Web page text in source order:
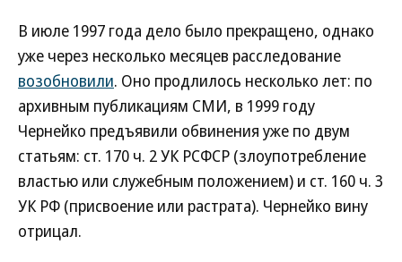
В июле 1997 года дело было прекращено, однако
уже через несколько месяцев расследование
возобновили. Оно продлилось несколько лет: по
архивным публикациям СМИ, в 1999 году
Чернейко предъявили обвинения уже по двум
статьям: ст. 170 ч. 2 УК РСФСР (злоупотребление
властью или служебным положением) и ст. 160 ч. 3
УК РФ (присвоение или растрата). Чернейко вину
отрицал.